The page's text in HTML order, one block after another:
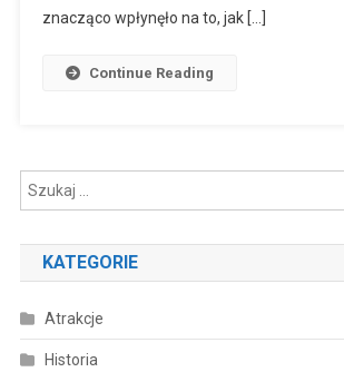
znacząco wpłynęło na to, jak […]
Continue Reading
KATEGORIE
Atrakcje
Historia